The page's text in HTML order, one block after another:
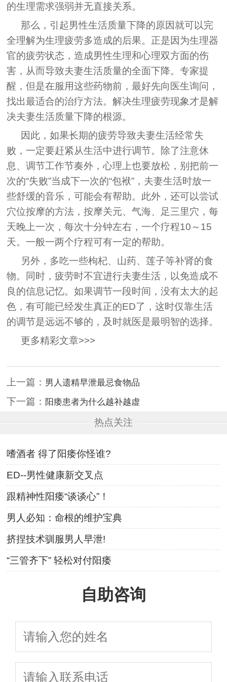
的生理需求强弱并无直接关系。
那么，引起男性生活质量下降的原因就可以完
全理解为生理疲劳多造成的后果。正是因为生理器
官的疲劳状态，造成男性生理和心理双方面的伤
害，从而导致夫妻生活质量的全面下降。专家提
醒，但是在服用这些药物前，最好先向医生询问，
找出最适合的治疗方法。解决生理疲劳现象才是解
决夫妻生活质量下降的根源。
因此，如果长期的疲劳导致夫妻生活经常失
败，一定要赶紧从生活中进行调节。除了注意休
息、调节工作节奏外，心理上也要放松，别把前一
次的“失败”当成下一次的“包袱”，夫妻生活时放一
些舒缓的音乐，可能会有帮助。此外，还可以尝试
穴位按摩的方法，按摩关元、气海、足三里穴，每
天晚上一次，每次十分钟左右，一个疗程10～15
天。一般一两个疗程可有一定的帮助。
另外，多吃一些枸杞、山药、莲子等补肾的食
物。同时，疲劳时不宜进行夫妻生活，以免造成不
良的信息记忆。如果调节一段时间，没有太大的起
色，有可能已经发生真正的ED了，这时仅靠生活
的调节是远远不够的，及时就医是最明智的选择。
更多精彩文章>>>
上一篇： 男人遗精早泄最忌食物品
下一篇： 阳痿患者为什么越补越虚
热点关注
嗜酒者 得了阳痿你怪谁?
ED--男性健康新交叉点
跟精神性阳痿“谈谈心”！
男人必知：命根的维护宝典
挤捏技术驯服男人早泄!
“三管齐下” 轻松对付阳痿
自助咨询